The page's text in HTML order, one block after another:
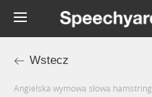
Wstecz
Angielska wymowa słowa hamstring